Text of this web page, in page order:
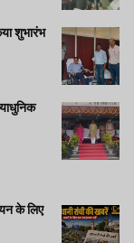
शुभारंभ
के लिए